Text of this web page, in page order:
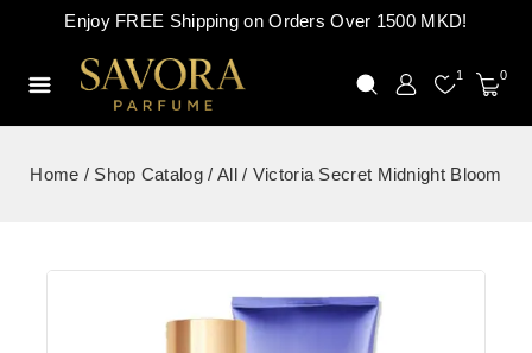
Enjoy FREE Shipping on Orders Over 1500 MKD!
1 0
Home / Shop Catalog / All / Victoria Secret Midnight Bloom